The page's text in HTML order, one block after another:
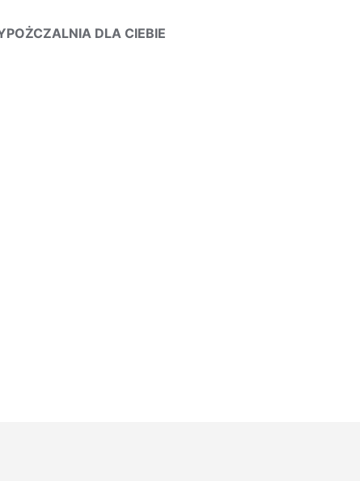
DLA CIEBIE